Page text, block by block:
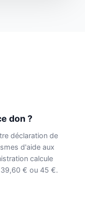
don ?
déclaration de
d'aide aux
calcule
€ ou 45 €.